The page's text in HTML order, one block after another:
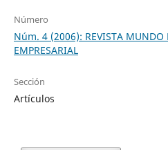
Número
Núm. 4 (2006): REVISTA MUNDO
EMPRESARIAL
Sección
Artículos